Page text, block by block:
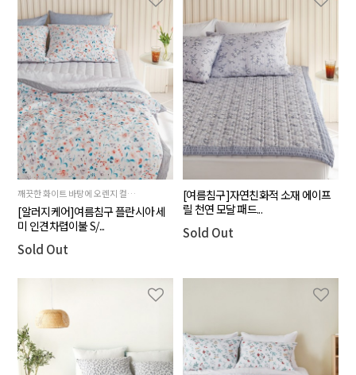
깨끗한 화이트 바탕에 오렌지 컬러의 플라워
[알러지케어]여름침구 플란시아 세
미 인견차렵이불 S/...
Sold Out
[여름침구]자연친화적 소재 에이프
릴 천연 모달 패드...
Sold Out